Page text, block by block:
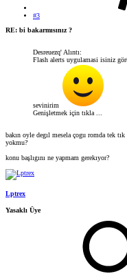
#3
RE: bi bakarmısınız ?
Desreuezq' Alıntı:
Flash alerts uygulamasi isiniz
sevinirim
Genişletmek için tıkla ...
bakın oyle degıl mesela çogu romda tek
yokmu?
konu başlıgını ne yapmam gerekıyor?
Lptrex
Yasaklı Üye